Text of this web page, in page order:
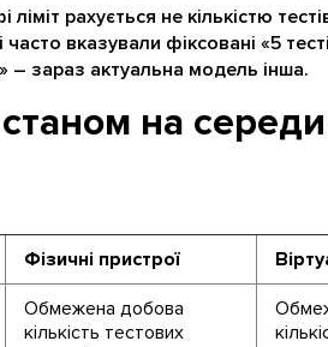
рахується не кількістю
вказували фіксовані «5
– зараз актуальна модель інша.
на
Фізичні пристрої
Обмежена добова
кількість тестових